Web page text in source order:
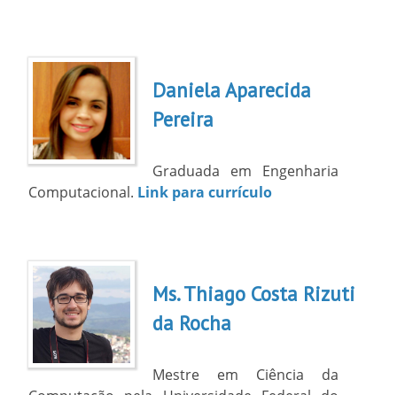
Daniela Aparecida
Pereira
Graduada em Engenharia
Computacional. Link para currículo
Ms. Thiago Costa Rizuti
da Rocha
Mestre em Ciência da